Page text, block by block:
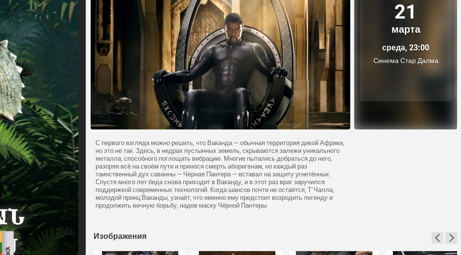
21
марта
среда, 23:00
Синема Стар Далма
С первого взгляда можно решить, что Ваканда — обычная территория дикой Африки,
но это не так. Здесь, в недрах пустынных земель, скрываются залежи уникального
металла, способного поглощать вибрацию. Многие пытались добраться до него,
разоряя всё на своём пути и принося смерть аборигенам, но каждый раз
таинственный дух саванны — Чёрная Пантера — вставал на защиту угнетённых.
Спустя много лет беда снова приходит в Ваканду, и в этот раз враг заручился
поддержкой современных технологий. Когда шансов почти не остаётся, Т`Чалла,
молодой принц Ваканды, узнаёт, что именно ему предстоит возродить легенду и
продолжить вечную борьбу, надев маску Чёрной Пантеры.
Изображения